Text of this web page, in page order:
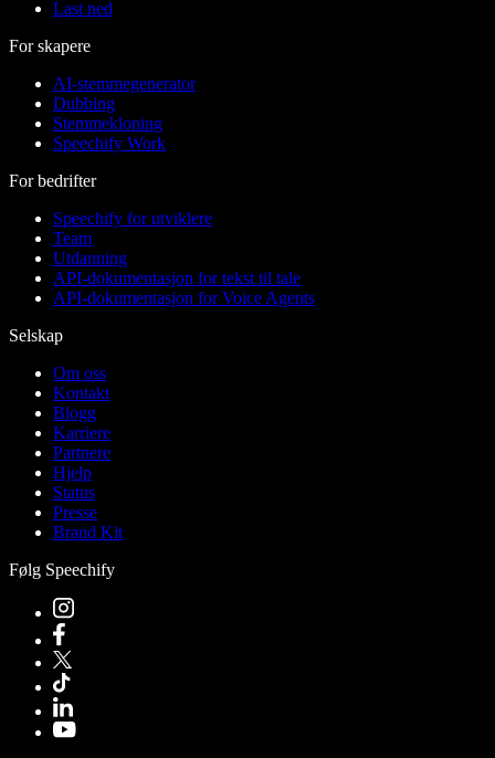
Last ned
For skapere
AI-stemmegenerator
Dubbing
Stemmekloning
Speechify Work
For bedrifter
Speechify for utviklere
Team
Utdanning
API-dokumentasjon for tekst til tale
API-dokumentasjon for Voice Agents
Selskap
Om oss
Kontakt
Blogg
Karriere
Partnere
Hjelp
Status
Presse
Brand Kit
Følg Speechify